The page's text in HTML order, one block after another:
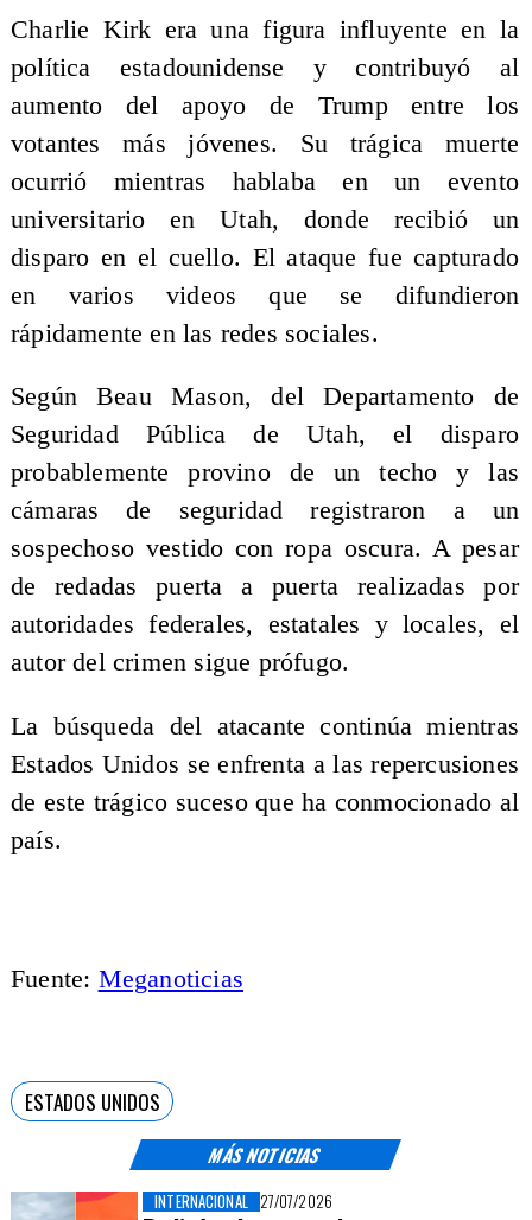
MÁS NOTICIAS
27/07/2026
INTERNACIONAL
Charlie Kirk era una figura influyente en la
política estadounidense y contribuyó al
aumento del apoyo de Trump entre los
votantes más jóvenes. Su trágica muerte
ocurrió mientras hablaba en un evento
universitario en Utah, donde recibió un
disparo en el cuello. El ataque fue capturado
en varios videos que se difundieron
rápidamente en las redes sociales.
Según Beau Mason, del Departamento de
Seguridad Pública de Utah, el disparo
probablemente provino de un techo y las
cámaras de seguridad registraron a un
sospechoso vestido con ropa oscura. A pesar
de redadas puerta a puerta realizadas por
autoridades federales, estatales y locales, el
autor del crimen sigue prófugo.
La búsqueda del atacante continúa mientras
Estados Unidos se enfrenta a las repercusiones
de este trágico suceso que ha conmocionado al
país.
Fuente: Meganoticias
ESTADOS UNIDOS